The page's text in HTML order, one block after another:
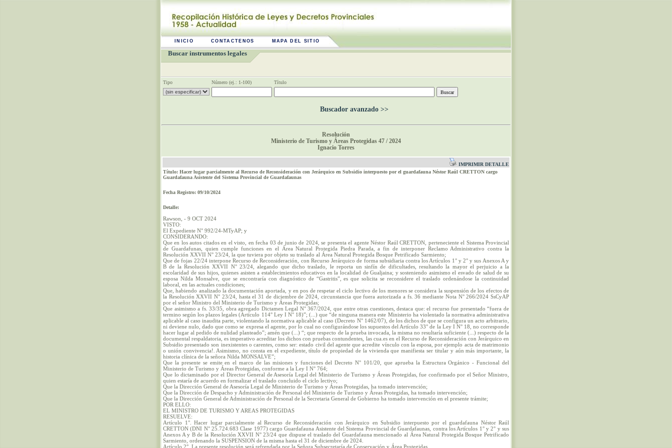
INICIO CONTACTENOS MAPA DEL SITIO
Buscar instrumentos legales
Tipo Número (ej.: 1-100) Título
Buscador avanzado >>
Resolución
Ministerio de Turismo y Áreas Protegidas 47 / 2024
Ignacio Torres
IMPRIMIR DETALLE
Título: Hacer lugar parcialmente al Recurso de Reconsideración con Jerárquico en Subsidio interpuesto por el guardafauna Néstor Raúl CRETTON cargo
Guardafauna Asistente del Sistema Provincial de Guardafaunas
Fecha Registro: 09/10/2024
Detalle:
Rawson, - 9 OCT 2024
VISTO:
El Expediente N° 992/24-MTyAP; y
CONSIDERANDO:
Que en los autos citados en el visto, en fecha 03 de junio de 2024, se presenta el agente Néstor Raúl CRETTON, perteneciente el Sistema Provincial
de Guardafunas, quien cumple funciones en el Área Natural Protegida Piedra Parada, a fin de interponer Reclamo Administrativo contra la
Resolución XXVII N° 23/24, la que tuviera por objeto su traslado al Área Natural Protegida Bosque Petrificado Sarmiento;
Que de fojas 22/24 interpone Recurso de Reconsideración, con Recurso Jerárquico de forma subsidiaria contra los Artículos 1° y 2° y sus Anexos A y
B de la Resolución XXVII N° 23/24, alegando que dicho traslado, le reporta un sinfín de dificultades, resultando la mayor el perjuicio a la
escolaridad de sus hijos, quienes asisten a establecimientos educativos en la localidad de Gualjaina; y sosteniendo asimismo el esvado de salud de su
esposa Nilda Monsalve, que se encontraría con diagnóstico de “Gastritis”, es que solicita se reconsidere el traslado ordenándose la continuidad
laboral, en las actuales condiciones;
Que, habiendo analizado la documentación aportada, y en pos de respetar el ciclo lectivo de los menores se considera la suspensión de los efectos de
la Resolución XXVII N° 23/24, hasta el 31 de diciembre de 2024, circunstancia que fuera autorizada a fs. 36 mediante Nota N° 266/2024 SsCyAP
por el señor Ministro del Ministerio de Turismo y Áreas Protegidas;
Que asimismo a fs. 33/35, obra agregado Dictamen Legal N° 367/2024, que entre otras cuestiones, destaca que: el recurso fue presentado “fuera de
termino según los plazos legales (Artículo 114° Ley I N° 18)”; (...) que “de ninguna manera este Ministerio ha violentado la normativa administrativa
aplicable al caso inaudita parte, violentando la normativa aplicable al caso (Decreto N° 1462/07), de los dichos de que se configura un acto arbitrario,
ni deviene nulo, dado que como se expresa el agente, por lo cual no configurándose los supuestos del Artículo 33° de la Ley I N° 18, no corresponde
hacer lugar al pedido de nulidad planteado”; amén que (...) “; que respecto de la prueba invocada, la misma no resultaría suficiente (...) respecto de la
documental respaldatoria, es imperativo acreditar los dichos con pruebas contundentes, las cua.es en el Recurso de Reconsideración con Jerárquico en
Subsidio presentado son inexistentes o carentes, como ser: estado civil del agente que acredite vínculo con la esposa, por ejemplo acta de matrimonio
o unión convivencia!. Asimismo, no consta en el expediente, título de propiedad de la vivienda que manifiesta ser titular y aún más importante, la
historia clínica de la señora Nilda MONSALVE”;
Que la presente se emite en el marco de las misiones y funciones del Decreto N° 101/20, que aprueba la Estructura Orgánico - Funcional del
Ministerio de Turismo y Áreas Protegidas, conforme a la Ley I N° 764;
Que lo dictaminado por el Director General de Asesoría Legal del Ministerio de Turismo y Áreas Protegidas, fue confirmado por el Señor Ministro,
quien estaría de acuerdo en formalizar el traslado concluido el ciclo lectivo;
Que la Dirección General de Asesoría Legal de Ministerio de Turismo y Áreas Protegidas, ha tomado intervención;
Que la Dirección de Despacho y Administración de Personal del Ministerio de Turismo y Áreas Protegidas, ha tomado intervención;
Que la Dirección General de Administración de Personal de la Secretaria General de Gobierno ha tomado intervención en el presente trámite;
POR ELLO:
EL MINISTRO DE TURISMO Y AREAS PROTEGIDAS
RESUELVE:
Artículo 1°. Hacer lugar parcialmente al Recurso de Reconsideración con Jerárquico en Subsidio interpuesto por el guardafauna Néstor Raúl
CRETTON (DNI N° 25.724.683 Clase 1977) cargo Guardafauna Asistente del Sistema Provincial de Guardafaunas, contra los Artículos 1° y 2° y sus
Anexos A y B de la Resolución XXVII N° 23/24 que dispuse el traslado del Guardafauna mencionado al Área Natural Protegida Bosque Petrificado
Sarmiento, ordenando la SUSPENSION de la misma hasta el 31 de diciembre de 2024.
Artículo 2°. La presente resolución será refrendada por la Señora Subsecretaría de Conservación y Área Protegidas.